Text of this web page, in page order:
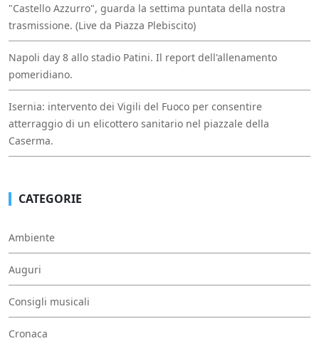
"Castello Azzurro", guarda la settima puntata della nostra
trasmissione. (Live da Piazza Plebiscito)
Napoli day 8 allo stadio Patini. Il report dell'allenamento
pomeridiano.
Isernia: intervento dei Vigili del Fuoco per consentire
atterraggio di un elicottero sanitario nel piazzale della
Caserma.
CATEGORIE
Ambiente
Auguri
Consigli musicali
Cronaca